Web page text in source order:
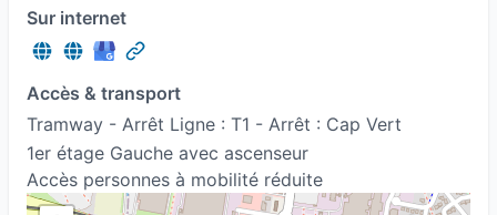
Sur internet
Accès & transport
Tramway - Arrêt Ligne : T1 - Arrêt : Cap Vert
1er étage Gauche avec ascenseur
Accès personnes à mobilité réduite